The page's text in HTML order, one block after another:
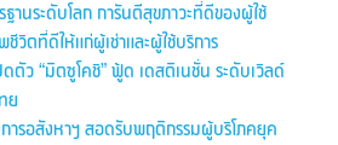
นระดับโลก การันตีสุขภาวะที่ดีของผู้ใช้
วิตที่ดีให้แก่ผู้เช่าและผู้ใช้บริการ
ตัว “มิตซูโคชิ” ฟู้ด เดสติเนชั่น ระดับเวิลด์
ย
ารอสังหาฯ สอดรับพฤติกรรมผู้บริโภคยุค